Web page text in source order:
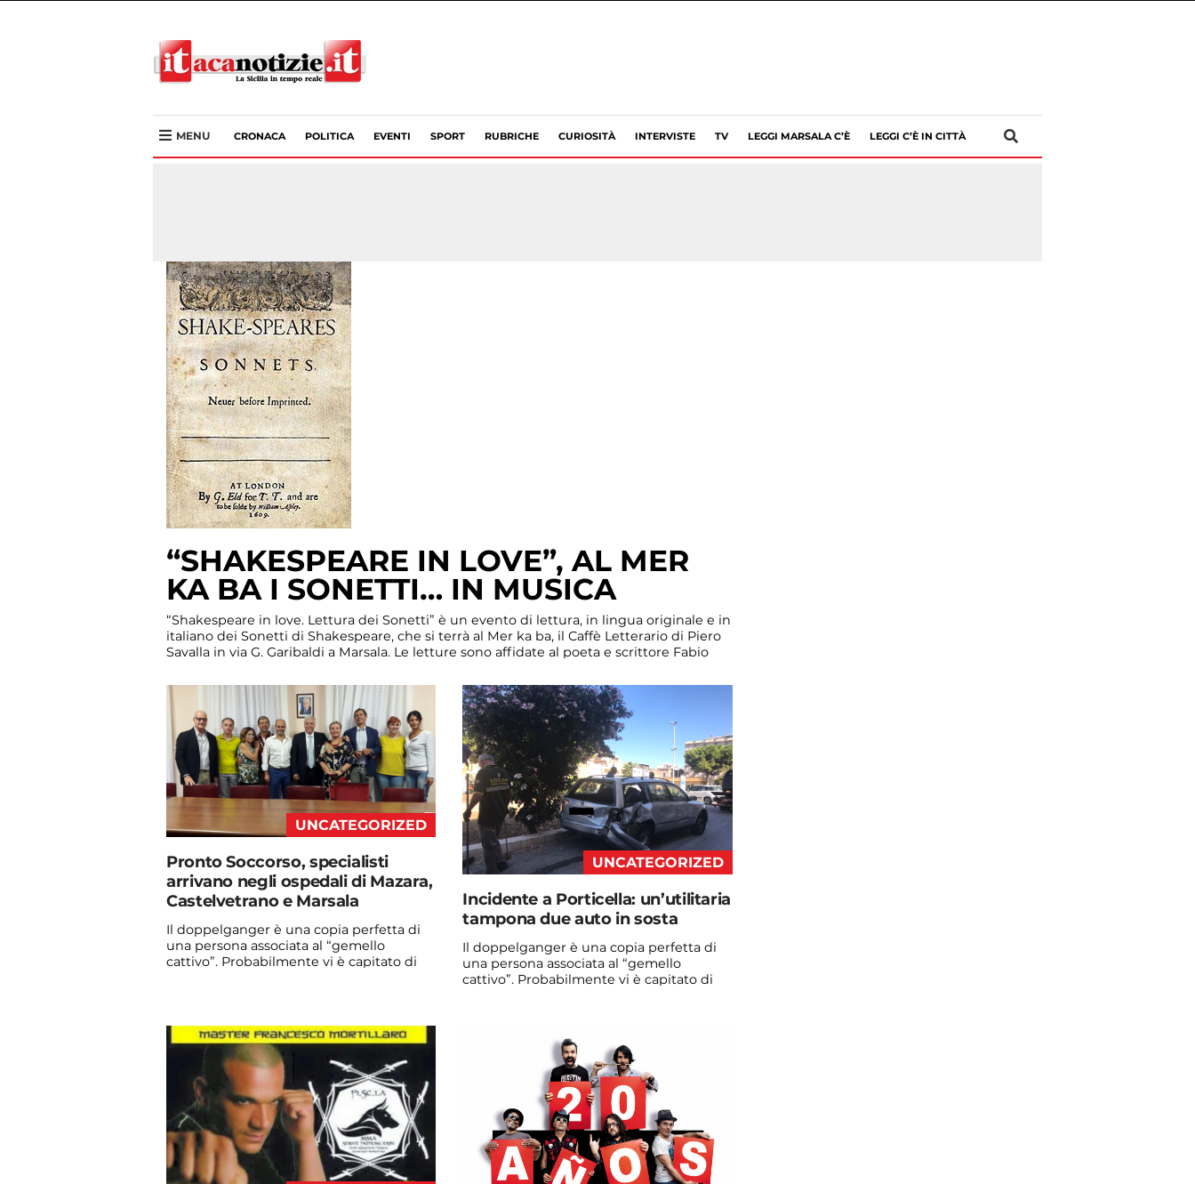
MENU CRONACA POLITICA EVENTI SPORT RUBRICHE CURIOSITÀ INTERVISTE TV LEGGI MARSALA C’È LEGGI C’È IN CITTÀ
“SHAKESPEARE IN LOVE”, AL MER
KA BA I SONETTI… IN MUSICA
“Shakespeare in love. Lettura dei Sonetti” è un evento di lettura, in lingua originale e in
italiano dei Sonetti di Shakespeare, che si terrà al Mer ka ba, il Caffè Letterario di Piero
Savalla in via G. Garibaldi a Marsala. Le letture sono affidate al poeta e scrittore Fabio
UNCATEGORIZED
Pronto Soccorso, specialisti
arrivano negli ospedali di Mazara,
Castelvetrano e Marsala
Il doppelganger è una copia perfetta di
una persona associata al “gemello
cattivo”. Probabilmente vi è capitato di
admin@admin.com 3 days fa
UNCATEGORIZED
Incidente a Porticella: un’utilitaria
tampona due auto in sosta
Il doppelganger è una copia perfetta di
una persona associata al “gemello
cattivo”. Probabilmente vi è capitato di
admin@admin.com 3 days fa